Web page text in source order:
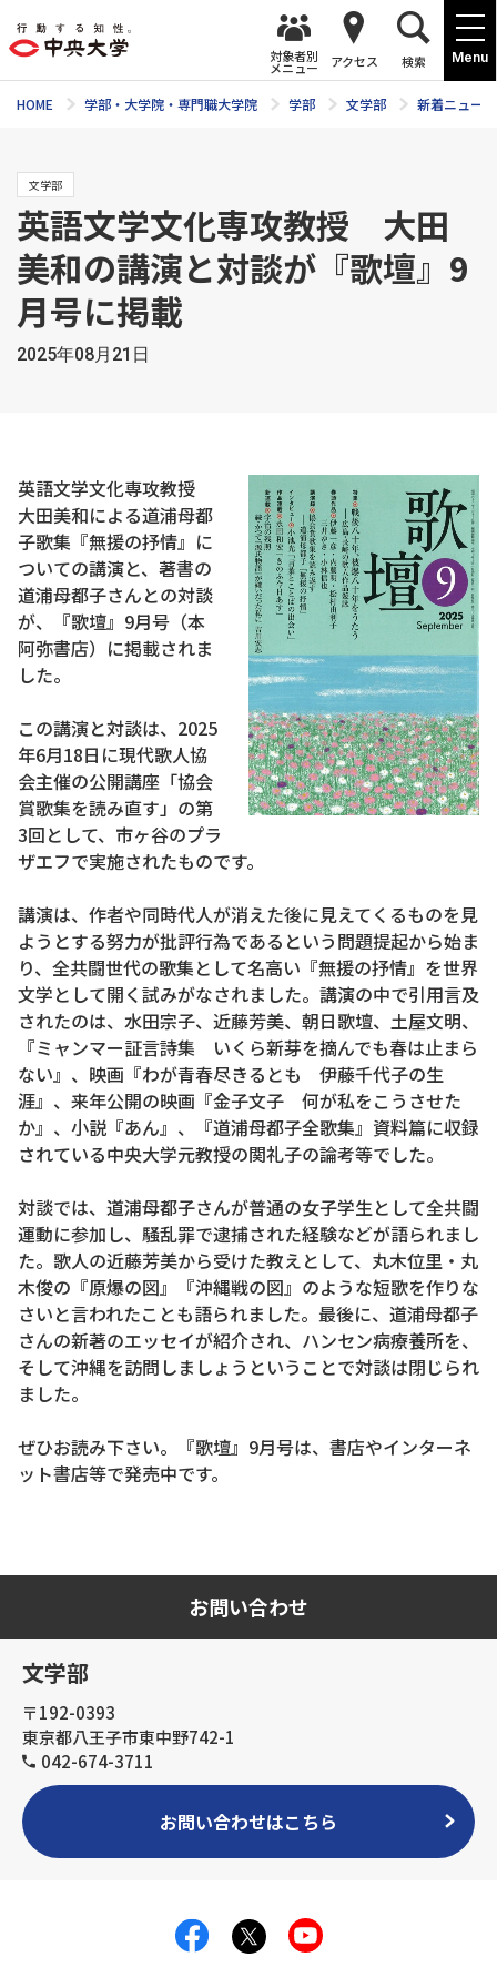
Menu
対象者別
メニュー アクセス 検索
HOME 学部・大学院・専門職大学院 学部 文学部 新着ニュース
文学部
英語文学文化専攻教授 大田
美和の講演と対談が『歌壇』9
月号に掲載
2025年08月21日
英語文学文化専攻教授
大田美和による道浦母都
子歌集『無援の抒情』に
ついての講演と、著書の
道浦母都子さんとの対談
が、『歌壇』9月号（本
阿弥書店）に掲載されま
した。
この講演と対談は、2025
年6月18日に現代歌人協
会主催の公開講座「協会
賞歌集を読み直す」の第
3回として、市ヶ谷のプラ
ザエフで実施されたものです。
講演は、作者や同時代人が消えた後に見えてくるものを見
ようとする努力が批評行為であるという問題提起から始ま
り、全共闘世代の歌集として名高い『無援の抒情』を世界
文学として開く試みがなされました。講演の中で引用言及
されたのは、水田宗子、近藤芳美、朝日歌壇、土屋文明、
『ミャンマー証言詩集 いくら新芽を摘んでも春は止まら
ない』、映画『わが青春尽きるとも 伊藤千代子の生
涯』、来年公開の映画『金子文子 何が私をこうさせた
か』、小説『あん』、『道浦母都子全歌集』資料篇に収録
されている中央大学元教授の関礼子の論考等でした。
対談では、道浦母都子さんが普通の女子学生として全共闘
運動に参加し、騒乱罪で逮捕された経験などが語られまし
た。歌人の近藤芳美から受けた教えとして、丸木位里・丸
木俊の『原爆の図』『沖縄戦の図』のような短歌を作りな
さいと言われたことも語られました。最後に、道浦母都子
さんの新著のエッセイが紹介され、ハンセン病療養所を、
そして沖縄を訪問しましょうということで対談は閉じられ
ました。
ぜひお読み下さい。『歌壇』9月号は、書店やインターネ
ット書店等で発売中です。
お問い合わせ
文学部
〒192-0393
東京都八王子市東中野742-1
042-674-3711
お問い合わせはこちら